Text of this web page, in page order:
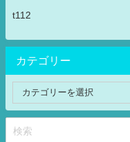
t112
カテゴリー